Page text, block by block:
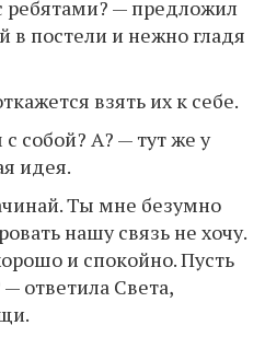
— предложил
в постели и нежно гладя
взять их к себе.
собой? А? — тут же у
идея.
Ты мне безумно
нашу связь не хочу.
и спокойно. Пусть
— ответила Света,